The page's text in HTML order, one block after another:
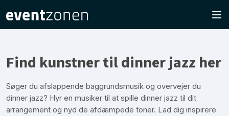
Find kunstner til dinner jazz her
Søger du afslappende baggrundsmusik og overvejer du
dinner jazz? Hyr en musiker til at spille dinner jazz til dit
arrangement og nyd de afdæmpede toner. Lad dig inspirere